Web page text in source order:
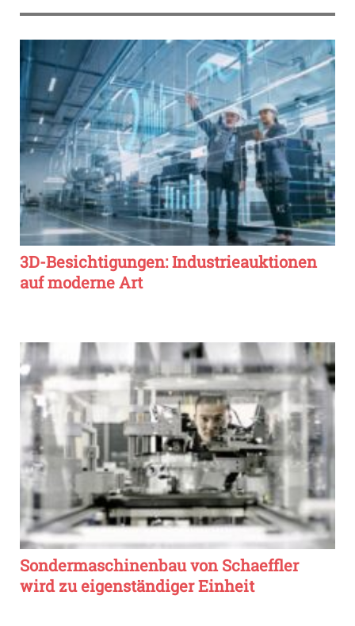
3D-Besichtigungen: Industrieauktionen
auf moderne Art
Sondermaschinenbau von Schaeffler
wird zu eigenständiger Einheit